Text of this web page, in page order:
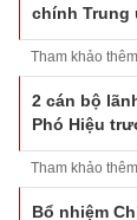
chính Trung
Tham khảo thêm
2 cán bộ
Phó Hiệu
Tham khảo thêm
Bổ nhiệm